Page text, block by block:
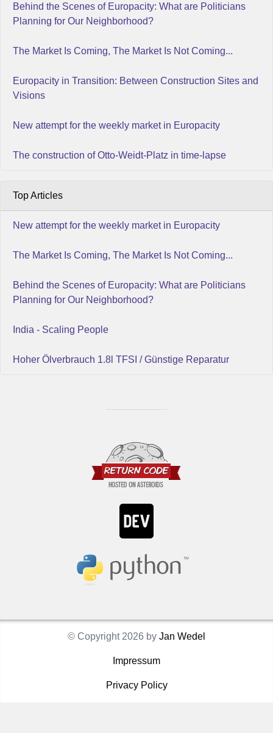
Behind the Scenes of Europacity: What are Politicians
Planning for Our Neighborhood?
The Market Is Coming, The Market Is Not Coming...
Europacity in Transition: Between Construction Sites and
Visions
New attempt for the weekly market in Europacity
The construction of Otto-Weidt-Platz in time-lapse
Top Articles
New attempt for the weekly market in Europacity
The Market Is Coming, The Market Is Not Coming...
Behind the Scenes of Europacity: What are Politicians
Planning for Our Neighborhood?
India - Scaling People
Hoher Ölverbrauch 1.8l TFSI / Günstige Reparatur
© Copyright 2026 by Jan Wedel
Impressum
Privacy Policy